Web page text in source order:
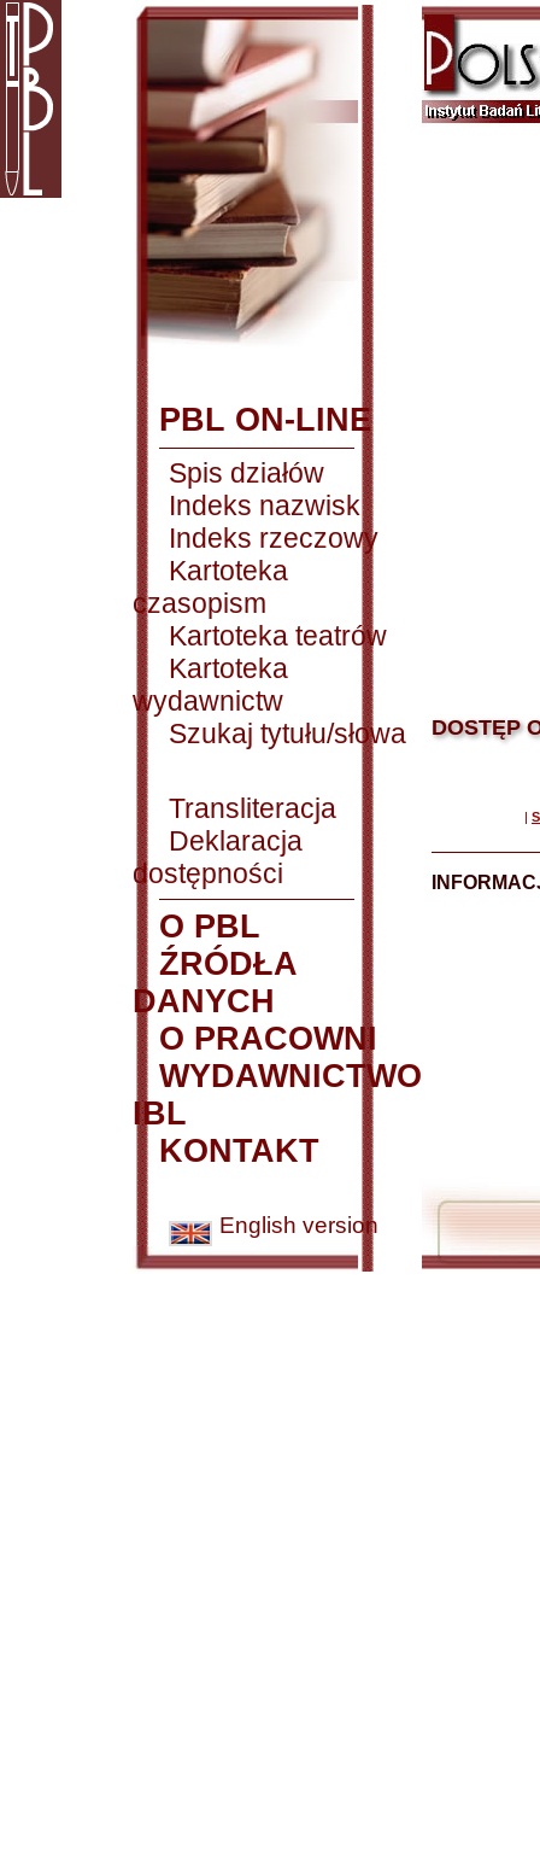
PBL ON-LINE
Spis działów
Indeks nazwisk
Indeks rzeczowy
Kartoteka
czasopism
Kartoteka teatrów
Kartoteka
wydawnictw
Szukaj tytułu/słowa
Transliteracja
Deklaracja
dostępności
O PBL
ŹRÓDŁA
DANYCH
O PRACOWNI
WYDAWNICTWO
IBL
KONTAKT
English version
DOSTĘP
|